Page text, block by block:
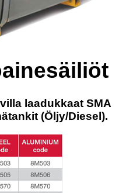
laadukkaat SMA
(Öljy/Diesel).